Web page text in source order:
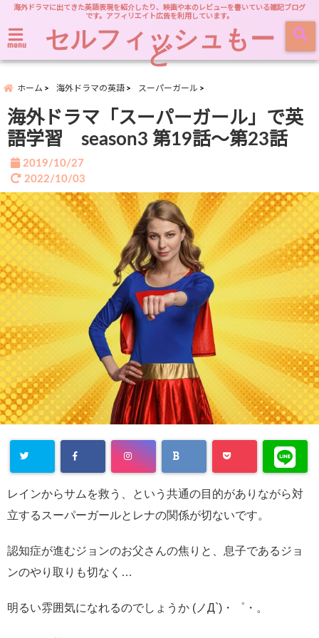
海外ドラマに出てきた英語表現を紹介したり、映画や本のレビューを書いている雑記ブログ
です。アフィリエイト広告を利用しています。
menu セルフィッシュもー
ど
ホーム 海外ドラマの英語 スーパーガール
海外ドラマ「スーパーガール」で英
語学習 season3 第19話～第23話
2019/10/27
2022/10/03
レインからサムを救う、という共通の目的がありながら対
立するスーパーガールとレナの関係が切ないです。
認知症が進むジョンのお父さんの焦りと、息子であるジョ
ンのやり取りも切なく…
明るい雰囲気になれるのでしょうか (ノД`)・゜・。